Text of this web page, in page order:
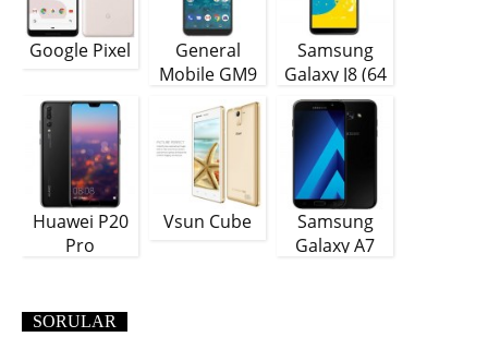
Google Pixel
General
Mobile GM9
Samsung
Galaxy J8 (64
GB)
Huawei P20
Pro
Vsun Cube
Samsung
Galaxy A7
SORULAR